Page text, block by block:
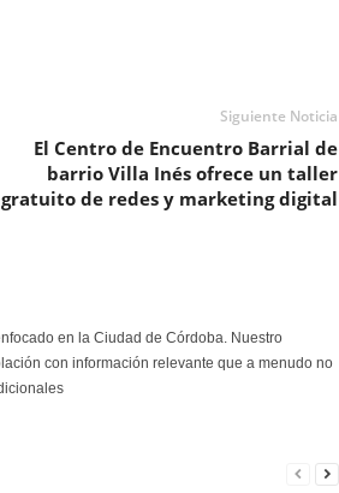
Siguiente Noticia
El Centro de Encuentro Barrial de
barrio Villa Inés ofrece un taller
gratuito de redes y marketing digital
en la Ciudad de Córdoba. Nuestro
con información relevante que a menudo no